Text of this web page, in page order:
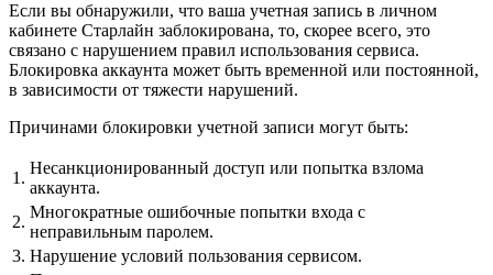
Если вы обнаружили, что ваша учетная запись в личном
кабинете Старлайн заблокирована, то, скорее всего, это
связано с нарушением правил использования сервиса.
Блокировка аккаунта может быть временной или постоянной,
в зависимости от тяжести нарушений.
Причинами блокировки учетной записи могут быть:
1.
Несанкционированный доступ или попытка взлома
аккаунта.
2.
Многократные ошибочные попытки входа с
неправильным паролем.
3. Нарушение условий пользования сервисом.